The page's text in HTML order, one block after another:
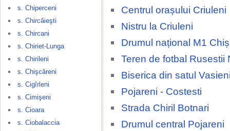
s. Chiperceni
s. Chircăieşti
s. Chircani
s. Chiriet-Lunga
s. Chirileni
s. Chişcăreni
s. Cigîrleni
s. Cimişeni
s. Cioara
s. Ciobalaccia
Centrul orașului Criuleni
Nistru la Criuleni
Drumul național M1
Teren de fotbal Rusestii
Biserica din satul
Pojareni - Costesti
Strada Chiril Botnari
Drumul central Pojareni